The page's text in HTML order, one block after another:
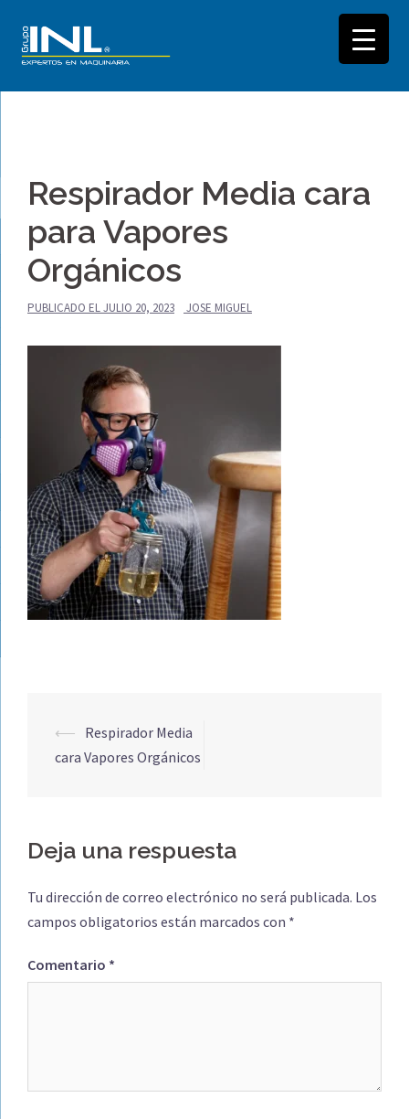
contenidoRespirador Media cara
para Vapores
Orgánicos
PUBLICADO ELJULIO 20, 2023 JOSE MIGUEL
Navegación
de
⟵ Respirador Media
cara Vapores Orgánicos
Deja una respuesta
Tu dirección de correo electrónico no será publicada. Los
campos obligatorios están marcados con *
Comentario *